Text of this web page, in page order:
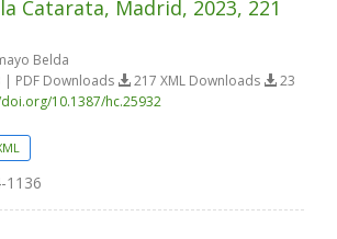
Catarata, Madrid, 2023, 221
Belda
PDF Downloads 217 XML Downloads
23
10.1387/hc.25932
1136